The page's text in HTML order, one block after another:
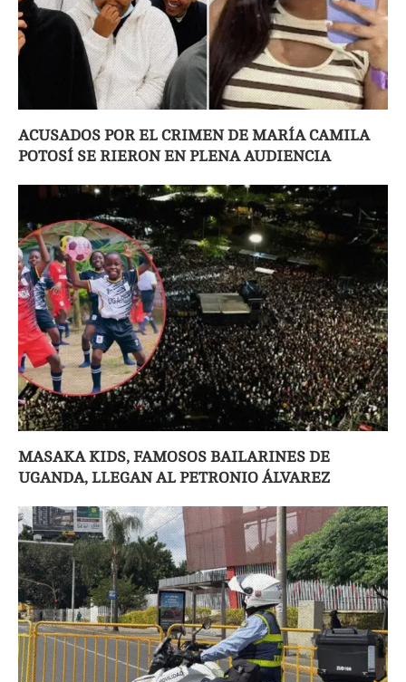
ACUSADOS POR EL CRIMEN DE MARÍA CAMILA
POTOSÍ SE RIERON EN PLENA AUDIENCIA
MASAKA KIDS, FAMOSOS BAILARINES DE
UGANDA, LLEGAN AL PETRONIO ÁLVAREZ